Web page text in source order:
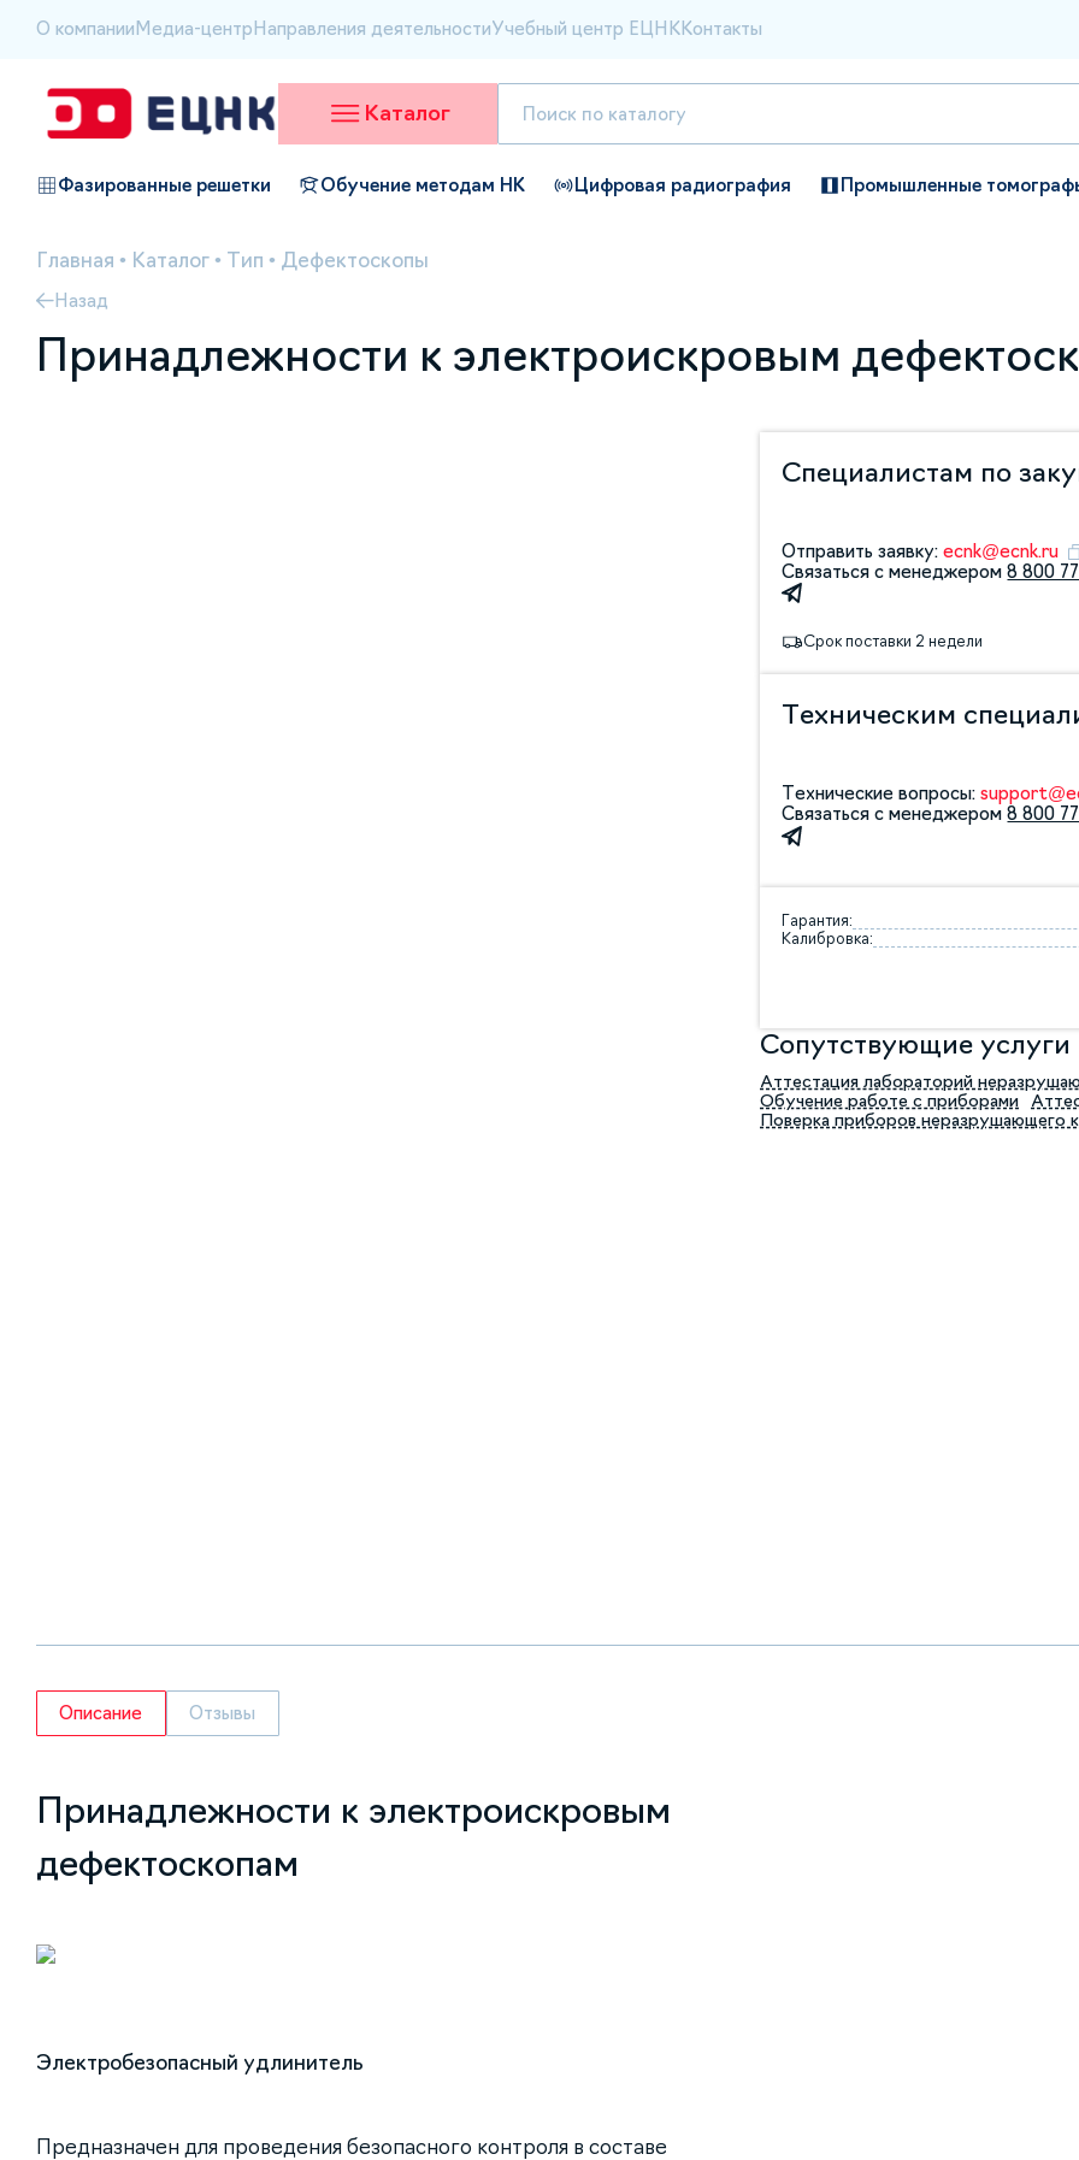
О компании Медиа-центр Направления деятельностиУчебный центр ЕЦНК Контакты
Каталог
Фазированные решетки Обучение методам НК Цифровая радиография Промышленные
Главная • Каталог • Тип • Дефектоскопы
Назад
Принадлежности к электроискровым
Специалистам по
Отправить заявку:ecnk@ecnk.ru
Связаться с менеджером8 800
Срок поставки 2 недели
Техническим
Технические вопросы:
Связаться с менеджером8 800
Гарантия:
Калибровка:
Сопутствующие услуги
Аттестация лабораторий
Обучение работе с приборами
Поверка приборов неразрушающего
Описание Отзывы
Принадлежности к электроискровым
дефектоскопам
Электробезопасный удлинитель
Предназначен для проведения безопасного контроля в составе